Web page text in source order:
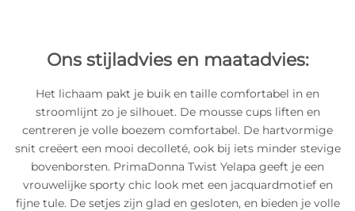
Ons stijladvies en maatadvies:
Het lichaam pakt je buik en taille comfortabel in en
stroomlijnt zo je silhouet. De mousse cups liften en
centreren je volle boezem comfortabel. De hartvormige
snit creëert een mooi decolleté, ook bij iets minder stevige
bovenborsten. PrimaDonna Twist Yelapa geeft je een
vrouwelijke sporty chic look met een jacquardmotief en
fijne tule. De setjes zijn glad en gesloten, en bieden je volle